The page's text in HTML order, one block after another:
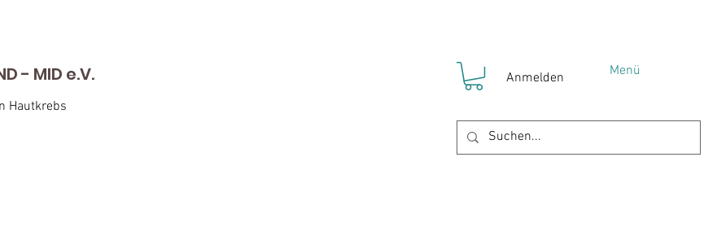
- MID e.V.
Hautkrebs
Menü
Anmelden